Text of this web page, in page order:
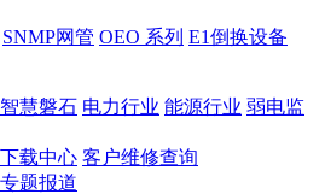
SNMP网管 OEO 系列 E1倒换设备
智慧磐石 电力行业 能源行业 弱电监
下载中心 客户维修查询
专题报道